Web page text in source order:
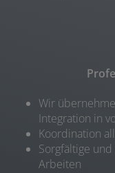
Wir
Integration in
Koordination
Sorgfältige
Arbeiten